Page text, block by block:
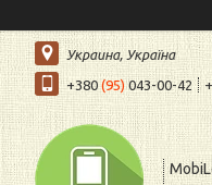
Украина, Україна
+380 (95)043-00-42